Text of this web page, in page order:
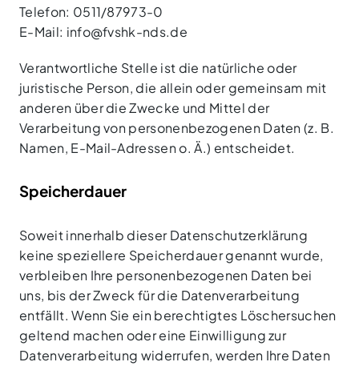
Telefon: 0511/87973-0
E-Mail: info@fvshk-nds.de
Verantwortliche Stelle ist die natürliche oder
juristische Person, die allein oder gemeinsam mit
anderen über die Zwecke und Mittel der
Verarbeitung von personenbezogenen Daten (z. B.
Namen, E-Mail-Adressen o. Ä.) entscheidet.
Speicherdauer
Soweit innerhalb dieser Datenschutzerklärung
keine speziellere Speicherdauer genannt wurde,
verbleiben Ihre personenbezogenen Daten bei
uns, bis der Zweck für die Datenverarbeitung
entfällt. Wenn Sie ein berechtigtes Löschersuchen
geltend machen oder eine Einwilligung zur
Datenverarbeitung widerrufen, werden Ihre Daten